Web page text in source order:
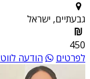
גבעתיים, ישראל
450
לפרטים
הודעה